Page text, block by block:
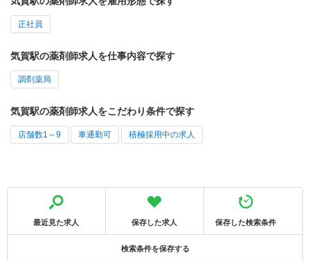
正社員
気賀駅の薬剤師求人を仕事内容で探す
調剤薬局
気賀駅の薬剤師求人をこだわり条件で探す
店舗数1～9 車通勤可 積極採用中の求人
最近見た求人 保存した求人 保存した検索条件
検索条件を保存する